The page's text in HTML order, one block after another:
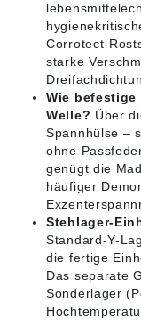
Corrotect-
starke
Wie
Welle? Über
Spannhülse –
ohne
genügt die
häufiger
Stehlager-
Standard-Y-
die fertige
Das separate
Sonderlager